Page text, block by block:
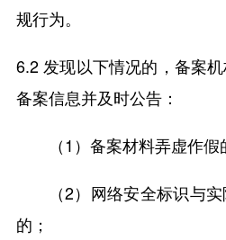
规行为。
6.2 发现以下情况的，备案
备案信息并及时公告：
（1）备案材料弄虚作假
（2）网络安全标识与
的；